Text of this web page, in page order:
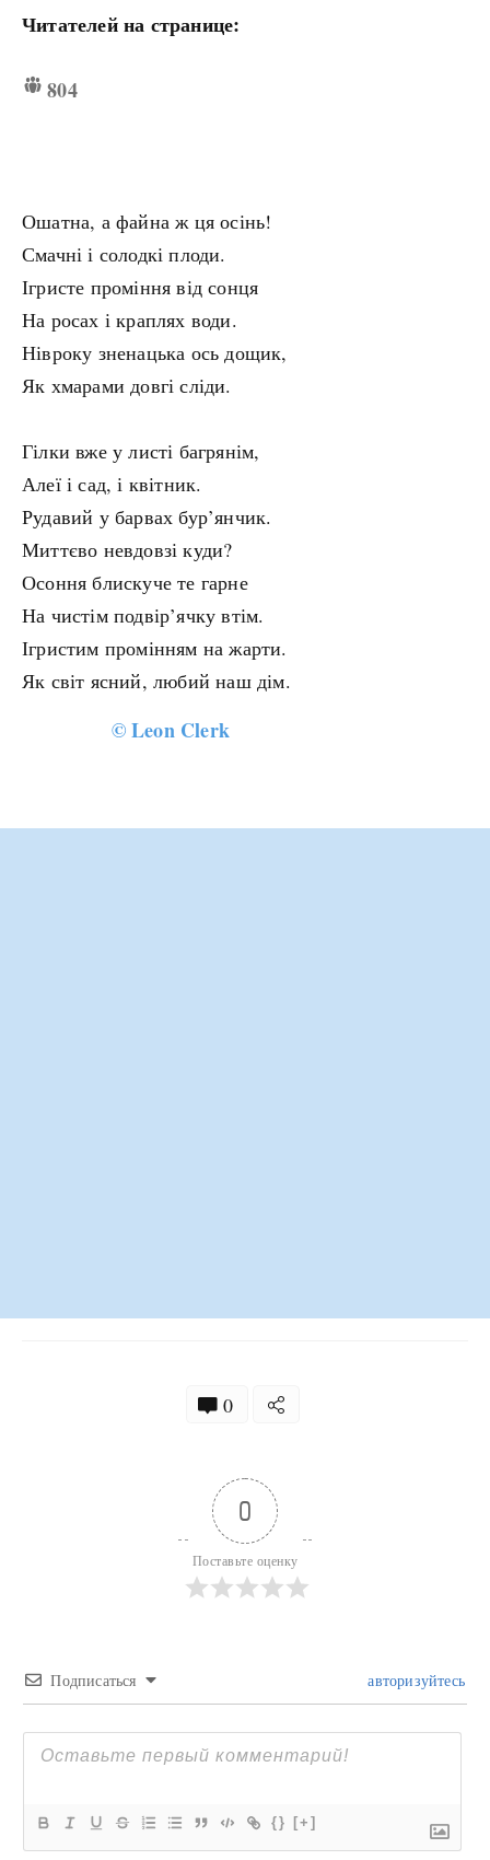
Читателей на странице:
804
Ошатна, а файна ж ця осінь!
Смачні і солодкі плоди.
Ігристе проміння від сонця
На росах і краплях води.
Нівроку зненацька ось дощик,
Як хмарами довгі сліди.
Гілки вже у листі багрянім,
Алеї і сад, і квітник.
Рудавий у барвах бур’янчик.
Миттєво невдовзі куди?
Осоння блискуче те гарне
На чистім подвір’ячку втім.
Ігристим промінням на жарти.
Як світ ясний, любий наш дім.
©Leon Clerk
0
0
Поставьте оценку
Подписаться авторизуйтесь
{} [+]